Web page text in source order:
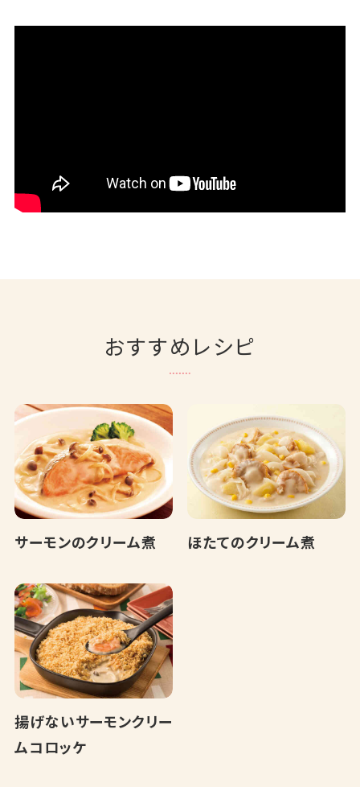
おすすめレシピ
サーモンのクリーム煮 ほたてのクリーム煮
揚げないサーモンクリー
ムコロッケ